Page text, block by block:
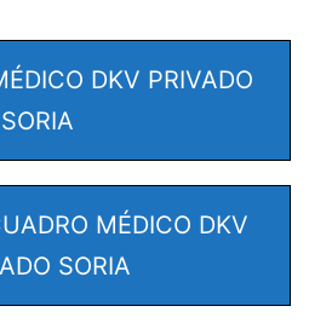
DKV PRIVADO
SORIA
MÉDICO DKV
SORIA